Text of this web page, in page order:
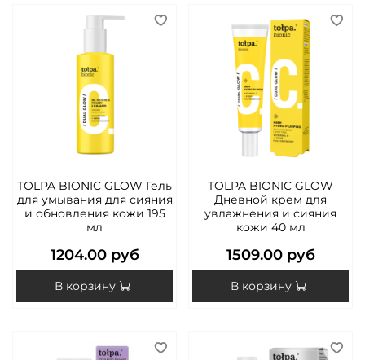
TOLPA BIONIC GLOW Гель
для умывания для сияния
и обновления кожи 195
мл
1204.00 руб
В корзину
TOLPA BIONIC GLOW
Дневной крем для
увлажнения и сияния
кожи 40 мл
1509.00 руб
В корзину